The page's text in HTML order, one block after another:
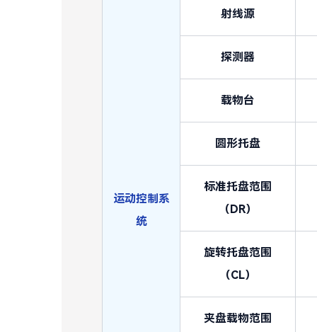
运动控制系
统
射线源
探测器
载物台
圆形托盘
标准托盘范围
（DR）
旋转托盘范围
（CL）
夹盘载物范围